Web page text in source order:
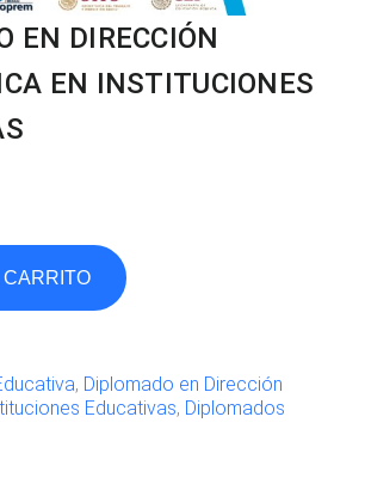
EN DIRECCIÓN
EN INSTITUCIONES
, Diplomado en Dirección
Educativas, Diplomados